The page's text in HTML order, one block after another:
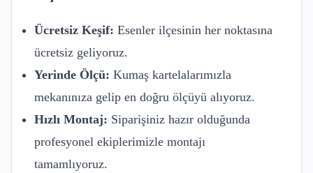
Ücretsiz Keşif: Esenler ilçesinin her noktasına
ücretsiz geliyoruz.
Yerinde Ölçü: Kumaş kartelalarımızla
mekanınıza gelip en doğru ölçüyü alıyoruz.
Hızlı Montaj: Siparişiniz hazır olduğunda
profesyonel ekiplerimizle montajı
tamamlıyoruz.